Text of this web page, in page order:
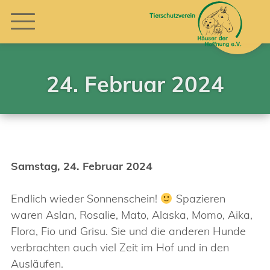
24. Februar 2024
Samstag, 24. Februar 2024
Endlich wieder Sonnenschein!
Spazieren
waren Aslan, Rosalie, Mato, Alaska, Momo, Aika,
Flora, Fio und Grisu. Sie und die anderen Hunde
verbrachten auch viel Zeit im Hof und in den
Ausläufen.